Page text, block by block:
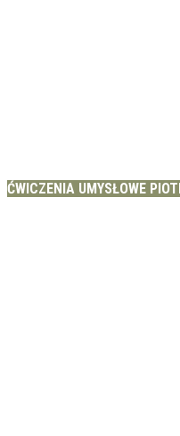
ĆWICZENIA UMYSŁOWE